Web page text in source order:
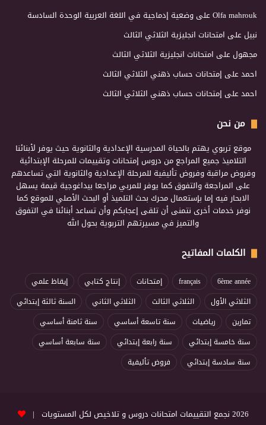
Olfa mahroukعلى وضعية إدماجية في اللغة العربية الوحدة السادسة
نبيلعلى امتحانات انجليزية الثلاثي الثالث
مجهولعلى امتحانات انجليزية الثلاثي الثالث
احمدعلى إمتحانات حساب ذهني الثلاثي الثالث
احمدعلى إمتحانات حساب ذهني الثلاثي الثالث
من نحن
موقع تربوي يهتم بالحياة المدرسية الإعدادية والثانوية حيث يوفر لأبنائنا
التلاميذ جميع المراجع من دروس إمتحانات وتقييمات للمرحلة الإبتدائية
وفروض مراقبة وفروض تأليفية للمرحلة الإعدادية والثانوية التي تساعدهم
على المراجعة والتفوق كما يوفر للمربي مراجعا بيداغوجية قيمة يسهل
الابحار فيه إما بإستعمال محرك بحث التلميذ أو البحث الأصلي للموقع كما
نوفر خدمات أخرى نتمنى أن تلقى إعجابكم وأن تساعد أبنائنا في التفوق
والتميز في مسيرتهم التربوية بحول الله
الكلمات المفاتيح
6ème année
français إمتحانات إنتاج كتابي
إيقاظ علمي
الثلاثي الأول
الثلاثي الثالث الثلاثي الثاني
السنة ثالثة إبتدائي
تمارين
رياضيات سنة تاسعة أساسي
سنة ثامنة أساسي
سنة خامسة إبتدائي
سنة رابعة إبتدائي
سنة سابعة أساسي
سنة سادسة إبتدائي
فروض تأليفية
2026 نجمع التقييمات امتحانات دروس و تلاخيص لكل المستويات |